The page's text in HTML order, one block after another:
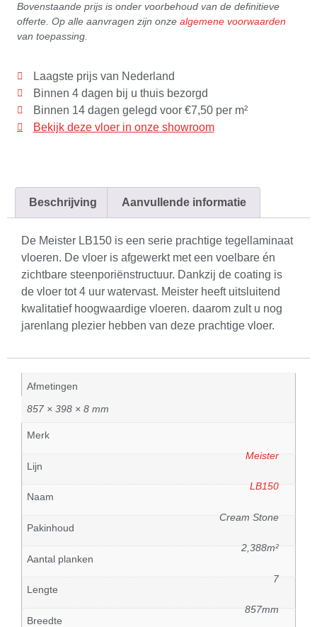
Bovenstaande prijs is onder voorbehoud van de definitieve
offerte. Op alle aanvragen zijn onze algemene voorwaarden
van toepassing.
Laagste prijs van Nederland
Binnen 4 dagen bij u thuis bezorgd
Binnen 14 dagen gelegd voor €7,50 per m²
Bekijk deze vloer in onze showroom
Beschrijving Aanvullende informatie
De Meister LB150 is een serie prachtige tegellaminaat
vloeren. De vloer is afgewerkt met een voelbare én
zichtbare steenporiënstructuur. Dankzij de coating is
de vloer tot 4 uur watervast. Meister heeft uitsluitend
kwalitatief hoogwaardige vloeren. daarom zult u nog
jarenlang plezier hebben van deze prachtige vloer.
Afmetingen
857 × 398 × 8 mm
Merk
Meister
Lijn
LB150
Naam
Cream Stone
Pakinhoud
2,388m²
Aantal planken
7
Lengte
857mm
Breedte